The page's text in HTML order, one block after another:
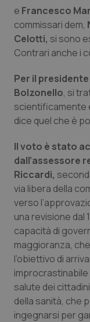
Liguria
Lombardia
Molise
Piemonte
Provincia
Provincia
Puglia
Sardegna
Sicilia
Toscana
Disturbi
Dolore
Epatiti
HIV
Infezioni &
Malattie
Malattia di
Obesità
e Francesco
commissari dem,
Celotti, si sono
Contrari anche i
Per il
Bolzonello, si
scientificamente
dice quel che è
Il voto è stato
dall’assessore
Riccardi,
via libera della
verso
una revisione dal
capacità di
maggioranza,
l’obiettivo di
salute dei
della sanità, che
ingegnarsi per